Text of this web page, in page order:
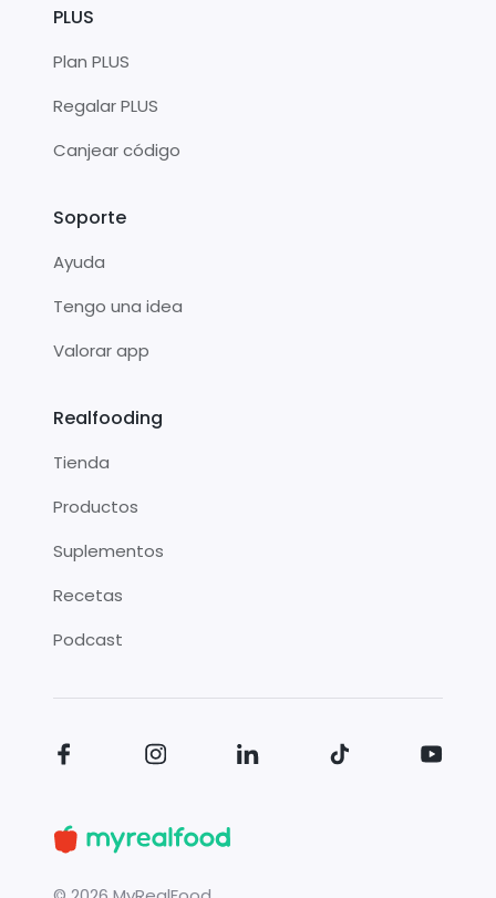
PLUS
Plan PLUS
Regalar PLUS
Canjear código
Soporte
Ayuda
Tengo una idea
Valorar app
Realfooding
Tienda
Productos
Suplementos
Recetas
Podcast